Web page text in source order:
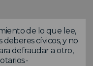
de lo que lee,
deberes cívicos, y no
defraudar a otro,